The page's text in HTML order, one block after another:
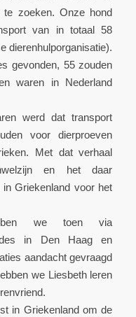
te zoeken. Onze hond
van in totaal 58
dierenhulporganisatie).
gevonden, 55 zouden
waren in Nederland
werd dat transport
voor dierproeven
Met dat verhaal
en het daar
in Griekenland voor het
we toen via
in Den Haag en
aandacht gevraagd
we Liesbeth leren
in Griekenland om de